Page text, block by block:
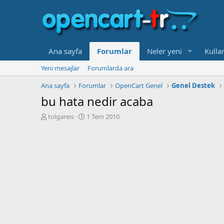
Ana sayfa Forumlar Neler yeni
Yeni mesajlar
Forumlarda ara
Ana sayfa
Forumlar OpenCart Genel Genel Destek
bu hata nedir acaba
K
tolgareis
B1 Tem 2010